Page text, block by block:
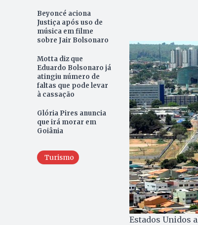
Beyoncé aciona
Justiça após uso de
música em filme
sobre Jair Bolsonaro
Motta diz que
Eduardo Bolsonaro já
atingiu número de
faltas que pode levar
à cassação
Glória Pires anuncia
que irá morar em
Goiânia
Turismo
Estados Unidos